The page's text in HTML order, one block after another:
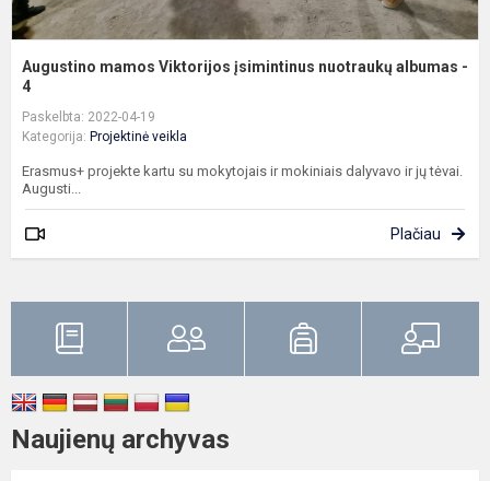
Augustino mamos Viktorijos įsimintinus nuotraukų albumas -
4
Paskelbta: 2022-04-19
Kategorija: Projektinė veikla
Erasmus+ projekte kartu su mokytojais ir mokiniais dalyvavo ir jų tėvai.
Augusti...
Plačiau
Naujienų archyvas